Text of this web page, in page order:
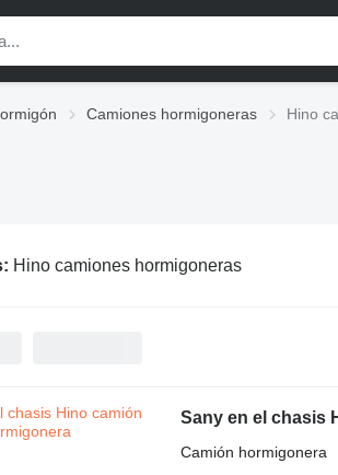
Camiones hormigoneras Hino
Hino camiones hormigoneras
Sany en el chasis
Camión hormigonera